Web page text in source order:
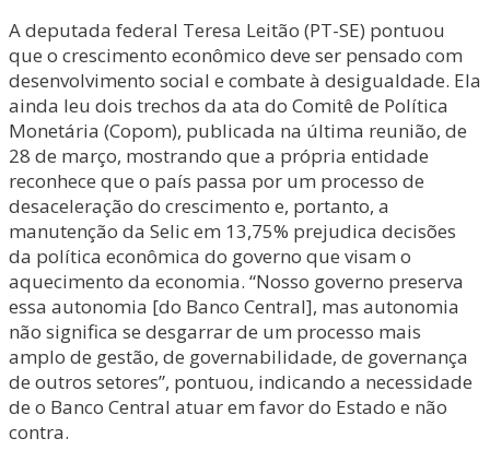
A deputada federal Teresa Leitão (PT-SE) pontuou
que o crescimento econômico deve ser pensado com
desenvolvimento social e combate à desigualdade. Ela
ainda leu dois trechos da ata do Comitê de Política
Monetária (Copom), publicada na última reunião, de
28 de março, mostrando que a própria entidade
reconhece que o país passa por um processo de
desaceleração do crescimento e, portanto, a
manutenção da Selic em 13,75% prejudica decisões
da política econômica do governo que visam o
aquecimento da economia. “Nosso governo preserva
essa autonomia [do Banco Central], mas autonomia
não significa se desgarrar de um processo mais
amplo de gestão, de governabilidade, de governança
de outros setores”, pontuou, indicando a necessidade
de o Banco Central atuar em favor do Estado e não
contra.